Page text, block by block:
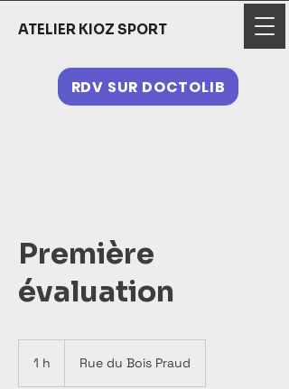
ATELIER KIOZ SPORT
RDV SUR DOCTOLIB
Première
évaluation
1 h Rue du Bois Praud